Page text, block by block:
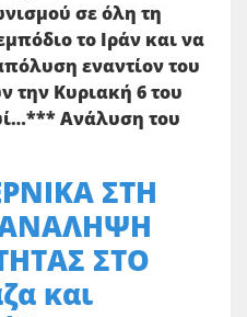
σε όλη τη
το Ιράν και να
εναντίον του
την Κυριακή 6 του
Ανάλυση του
ΣΤΗ
ΣΤΟ
και